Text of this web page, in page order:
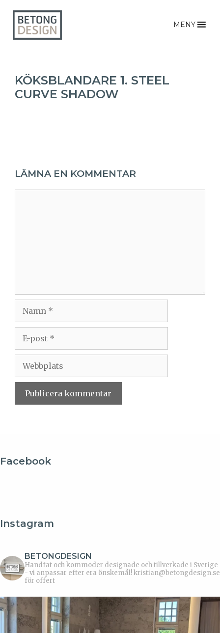
MENY
KÖKSBLANDARE 1. STEEL
CURVE SHADOW
LÄMNA EN KOMMENTAR
Facebook
Instagram
BETONGDESIGN
Handfat och kommoder designade och tillverkade i Sverige
- vi anpassar efter era önskemål!kristian@betongdesign.se
för offert